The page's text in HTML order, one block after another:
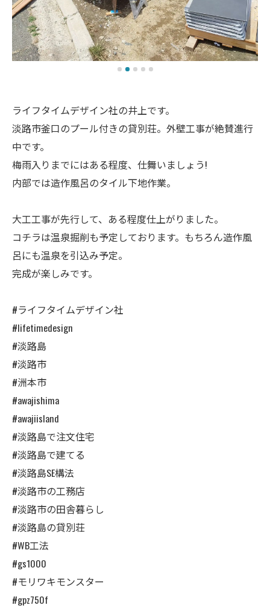
ライフタイムデザイン社の井上です。
淡路市釜口のプール付きの貸別荘。外壁工事が絶賛進行
中です。
梅雨入りまでにはある程度、仕舞いましょう!
内部では造作風呂のタイル下地作業。
大工工事が先行して、ある程度仕上がりました。
コチラは温泉掘削も予定しております。もちろん造作風
呂にも温泉を引込み予定。
完成が楽しみです。
#ライフタイムデザイン社
#lifetimedesign
#淡路島
#淡路市
#洲本市
#awajishima
#awajiisland
#淡路島で注文住宅
#淡路島で建てる
#淡路島SE構法
#淡路市の工務店
#淡路市の田舎暮らし
#淡路島の貸別荘
#WB工法
#gs1000
#モリワキモンスター
#gpz750f